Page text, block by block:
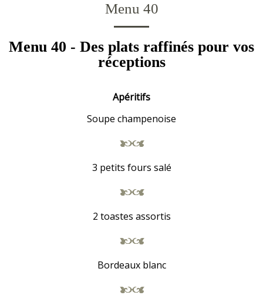
Menu 40
Menu 40 - Des plats raffinés pour vos
réceptions
Apéritifs
Soupe champenoise
3 petits fours salé
2 toastes assortis
Bordeaux blanc